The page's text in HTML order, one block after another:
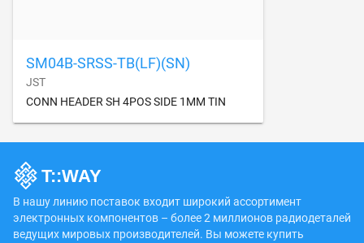
SM04B-SRSS-TB(LF)(SN)
JST
CONN HEADER SH 4POS SIDE 1MM TIN
В нашу линию поставок входит широкий ассортимент
электронных компонентов – более 2 миллионов радиодеталей
ведущих мировых производителей. Вы можете купить